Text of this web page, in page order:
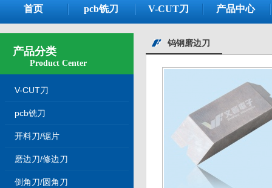
首页 pcb铣刀 V-CUT刀 产品中心
产品分类
Product Center
V-CUT刀
pcb铣刀
开料刀/锯片
磨边刀/修边刀
倒角刀/圆角刀
钨钢磨边刀